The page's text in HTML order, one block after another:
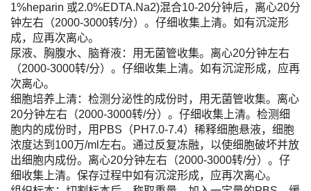
1%heparin 或2.0%EDTA.Na2)混合10-20分钟后，离心20分
钟左右（2000-3000转/分）。仔细收集上清。如有沉淀形
成，应再次离心。
尿液、胸腹水、脑脊液：用无菌管收集。离心20分钟左右
（2000-3000转/分）。仔细收集上清。如有沉淀形成，应再
次离心。
细胞培养上清：检测分泌性的成份时，用无菌管收集。离心
20分钟左右（2000-3000转/分）。仔细收集上清。检测细
胞内的成份时，用PBS（PH7.0-7.4）稀释细胞悬液，细胞
浓度达到100万/ml左右。通过反复冻融，以使细胞破坏并放
出细胞内成份。离心20分钟左右（2000-3000转/分）。仔
细收集上清。保存过程中如有沉淀形成，应再次离心。